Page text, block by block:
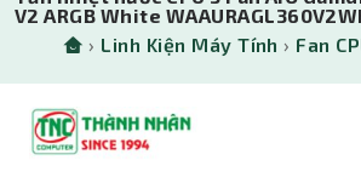
V2 ARGB White
› Linh Kiện Máy Tính › Fan